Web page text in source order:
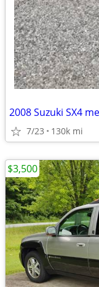
2008 Suzuki SX4
7/23 130k mi
$3,500